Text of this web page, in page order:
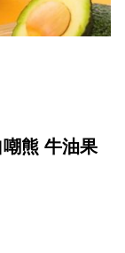
熊 牛油果